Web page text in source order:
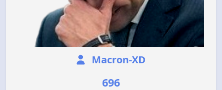
Macron-XD
696